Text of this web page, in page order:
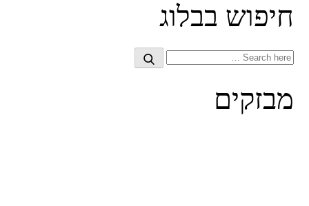
חיפוש בבלוג
Search
Search
מבזקים